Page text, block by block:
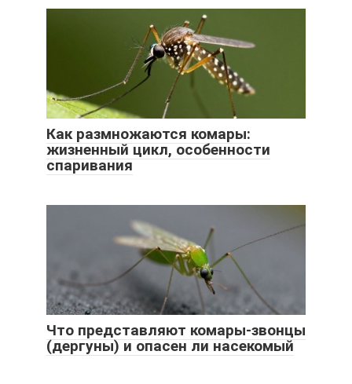
Как размножаются комары:
жизненный цикл, особенности
спаривания
Что представляют комары-звонцы
(дергуны) и опасен ли насекомый